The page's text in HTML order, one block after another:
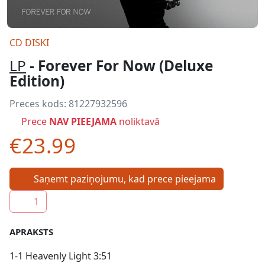
CD DISKI
LP - Forever For Now (Deluxe
Edition)
Preces kods: 81227932596
Prece NAV PIEEJAMA noliktavā
€23.99
Saņemt paziņojumu, kad prece pieejama
1
APRAKSTS
1-1 Heavenly Light 3:51